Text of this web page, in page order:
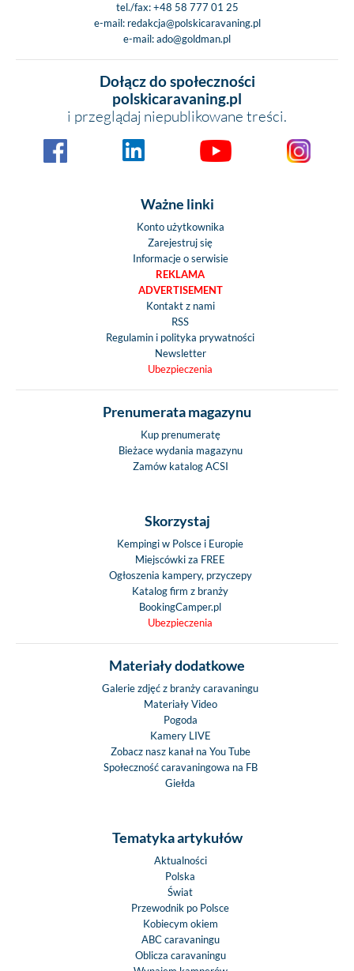
tel./fax:+48 58 777 01 25
e-mail: redakcja@polskicaravaning.pl
e-mail:ado@goldman.pl
Dołącz do społeczności
polskicaravaning.pl
i przeglądaj niepublikowane treści.
Ważne linki
Konto użytkownika
Zarejestruj się
Informacje o serwisie
REKLAMA
ADVERTISEMENT
Kontakt z nami
RSS
Regulamin i polityka prywatności
Newsletter
Ubezpieczenia
Prenumerata magazynu
Kup prenumeratę
Bieżace wydania magazynu
Zamów katalog ACSI
Skorzystaj
Kempingi w Polsce i Europie
Miejscówki za FREE
Ogłoszenia kampery, przyczepy
Katalog firm z branży
BookingCamper.pl
Ubezpieczenia
Materiały dodatkowe
Galerie zdjęć z branży caravaningu
Materiały Video
Pogoda
Kamery LIVE
Zobacz nasz kanał na You Tube
Społeczność caravaningowa na FB
Giełda
Tematyka artykułów
Aktualności
Polska
Świat
Przewodnik po Polsce
Kobiecym okiem
ABC caravaningu
Oblicza caravaningu